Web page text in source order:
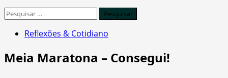
Pesquisar
Reflexões & Cotidiano
Meia Maratona – Consegui!